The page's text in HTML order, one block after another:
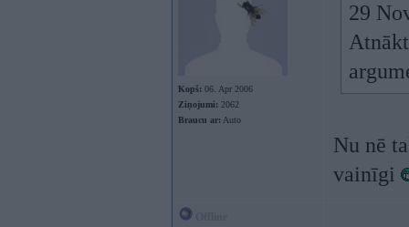
Kopš: 06. Apr 2006
Ziņojumi: 2062
Braucu ar: Auto
29
Nu nē
vainīgi